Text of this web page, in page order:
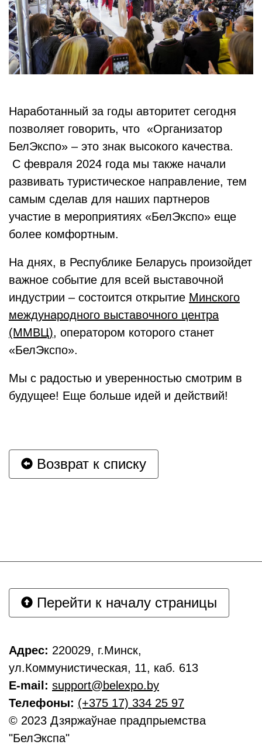
Наработанный за годы авторитет сегодня
позволяет говорить, что «Организатор
БелЭкспо» – это знак высокого качества.
С февраля 2024 года мы также начали
развивать туристическое направление, тем
самым сделав для наших партнеров
участие в мероприятиях «БелЭкспо» еще
более комфортным.
На днях, в Республике Беларусь произойдет
важное событие для всей выставочной
индустрии – состоится открытие Минского
международного выставочного центра
(ММВЦ), оператором которого станет
«БелЭкспо».
Мы с радостью и уверенностью смотрим в
будущее! Еще больше идей и действий!
Возврат к списку
Перейти к началу страницы
Адрес: 220029, г.Минск,
ул.Коммунистическая, 11, каб. 613
E-mail: support@belexpo.by
Телефоны: (+375 17) 334 25 97
© 2023 Дзяржаўнае прадпрыемства
"БелЭкспа"